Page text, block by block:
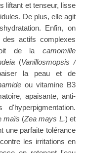
liftant et tenseur, lisse
De plus, elle agit
Enfin, on
des actifs complexes
de lacamomille
(Vanillosmopsis /
la peau et de
ou vitamine B3
apaisante, anti-
maïs (Zea mays L.) et
une parfaite tolérance
les irritationsen